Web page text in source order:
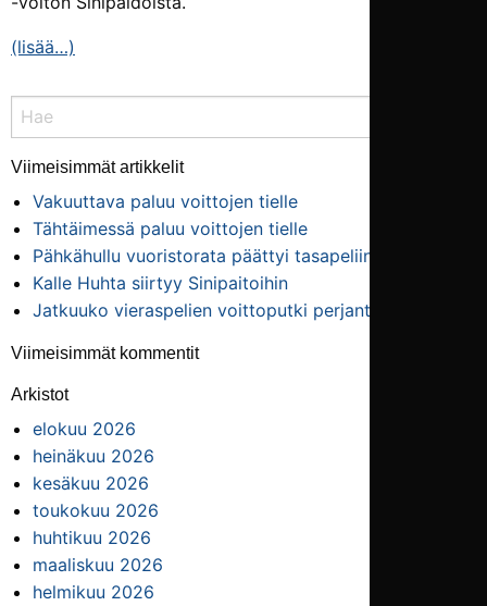
(lisää…)
Viimeisimmät artikkelit
Vakuuttava paluu voittojen tielle
Tähtäimessä paluu voittojen tielle
Pähkähullu vuoristo­rata päättyi tasapeliin
Kalle Huhta siirtyy Sinipaitoihin
Jatkuuko vieras­pelien voitto­putki perjantaina?
Viimeisimmät kommentit
Arkistot
elokuu 2026
heinäkuu 2026
kesäkuu 2026
toukokuu 2026
huhtikuu 2026
maaliskuu 2026
helmikuu 2026